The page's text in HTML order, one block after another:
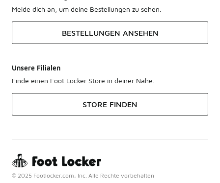
Melde dich an, um deine Bestellungen zu sehen.
BESTELLUNGEN ANSEHEN
Unsere Filialen
Finde einen Foot Locker Store in deiner Nähe.
STORE FINDEN
© 2025 Footlocker.com, Inc. Alle Rechte vorbehalten